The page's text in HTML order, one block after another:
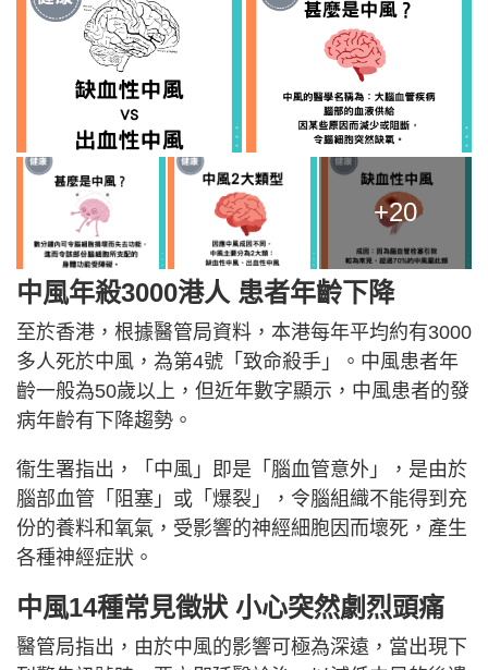
+20
中風年殺3000港人 患者年齡下降
至於香港，根據醫管局資料，本港每年平均約有3000
多人死於中風，為第4號「致命殺手」。中風患者年
齡一般為50歲以上，但近年數字顯示，中風患者的發
病年齡有下降趨勢。
衞生署指出，「中風」即是「腦血管意外」，是由於
腦部血管「阻塞」或「爆裂」，令腦組織不能得到充
份的養料和氧氣，受影響的神經細胞因而壞死，產生
各種神經症狀。
中風14種常見徵狀 小心突然劇烈頭痛
醫管局指出，由於中風的影響可極為深遠，當出現下